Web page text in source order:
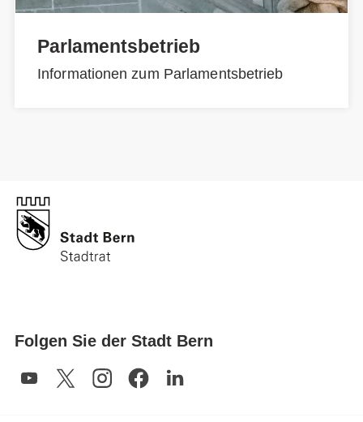
Parlamentsbetrieb
Informationen zum Parlamentsbetrieb
Folgen Sie der Stadt Bern